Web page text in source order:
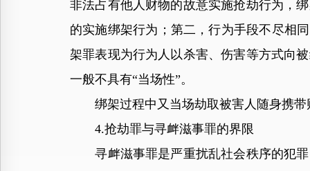
非法占有他人财物的故意实施抢劫行为，
的实施绑架行为；第二，行为手段不尽相
架罪表现为行为人以杀害、伤害等方式向
一般不具有“当场性”。
绑架过程中又当场劫取被害人随身携带
4.抢劫罪与寻衅滋事罪的界限
寻衅滋事罪是严重扰乱社会秩序的犯罪